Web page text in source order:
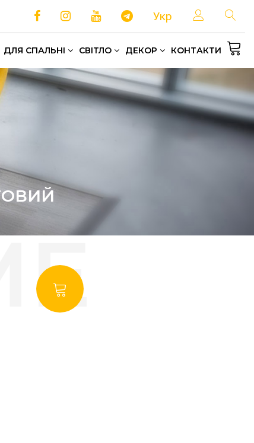
Укр
ДЛЯ СПАЛЬНІ СВІТЛО ДЕКОР КОНТАКТИ